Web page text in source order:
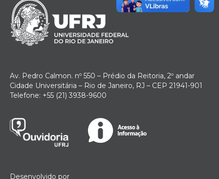
Av. Pedro Calmon. nº 550 – Prédio da Reitoria, 2º andar
Cidade Universitária – Rio de Janeiro, RJ – CEP 21941-901
Telefone: +55 (21) 3938-9600
Desenvolvido por